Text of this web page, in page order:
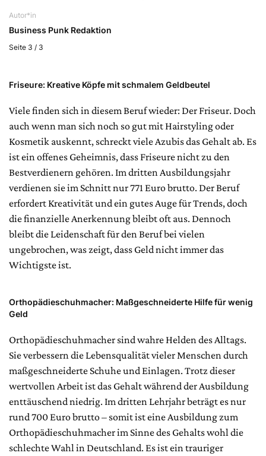
Autor*in
Business Punk Redaktion
Seite 3 / 3
Friseure: Kreative Köpfe mit schmalem Geldbeutel
Viele finden sich in diesem Beruf wieder: Der Friseur. Doch
auch wenn man sich noch so gut mit Hairstyling oder
Kosmetik auskennt, schreckt viele Azubis das Gehalt ab. Es
ist ein offenes Geheimnis, dass Friseure nicht zu den
Bestverdienern gehören. Im dritten Ausbildungsjahr
verdienen sie im Schnitt nur 771 Euro brutto. Der Beruf
erfordert Kreativität und ein gutes Auge für Trends, doch
die finanzielle Anerkennung bleibt oft aus. Dennoch
bleibt die Leidenschaft für den Beruf bei vielen
ungebrochen, was zeigt, dass Geld nicht immer das
Wichtigste ist.
Orthopädieschuhmacher: Maßgeschneiderte Hilfe für wenig
Geld
Orthopädieschuhmacher sind wahre Helden des Alltags.
Sie verbessern die Lebensqualität vieler Menschen durch
maßgeschneiderte Schuhe und Einlagen. Trotz dieser
wertvollen Arbeit ist das Gehalt während der Ausbildung
enttäuschend niedrig. Im dritten Lehrjahr beträgt es nur
rund 700 Euro brutto – somit ist eine Ausbildung zum
Orthopädieschuhmacher im Sinne des Gehalts wohl die
schlechte Wahl in Deutschland. Es ist ein trauriger